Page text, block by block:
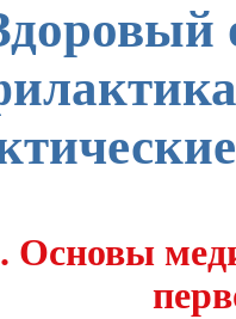
Основы